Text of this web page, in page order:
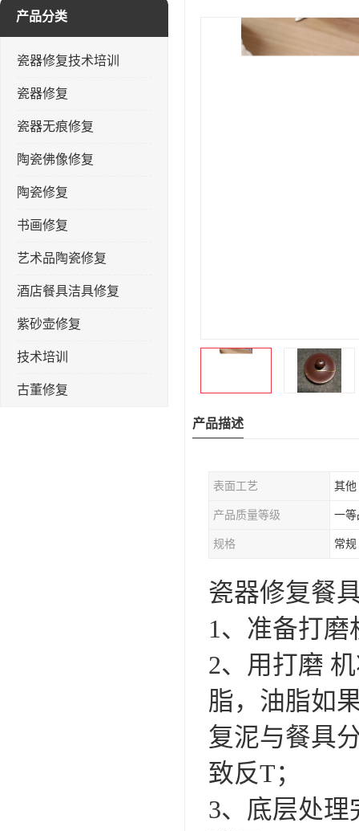
产品分类
瓷器修复技术培训
瓷器修复
瓷器无痕修复
陶瓷佛像修复
陶瓷修复
书画修复
艺术品陶瓷修复
酒店餐具洁具修复
紫砂壶修复
技术培训
古董修复
产品描述
表面工艺 其他
产品质量等级 一等
规格 常规
瓷器修复餐
1、准备打
2、用打磨
脂，油脂如
复泥与餐具
致反T；
3、底层处